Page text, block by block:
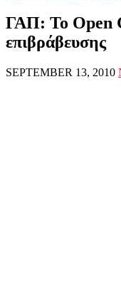
ΓΑΠ: Το Open
επιβράβευσης
SEPTEMBER 13, 2010